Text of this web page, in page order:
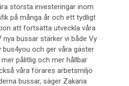
största investeringar inom
på många år och ett tydligt
att fortsätta utveckla våra
nya bussar stärker vi både Vy
och ger våra gäster
pålitlig och mer hållbar
våra förares arbetsmiljö
bussar, säger Zakaria